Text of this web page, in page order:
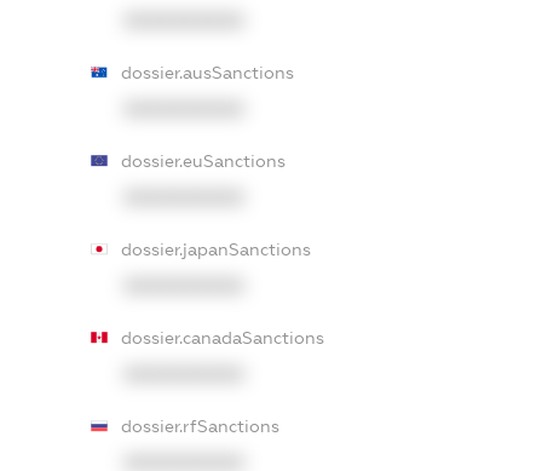
dossier.ausSanctions
dossier.euSanctions
dossier.japanSanctions
dossier.canadaSanctions
dossier.rfSanctions